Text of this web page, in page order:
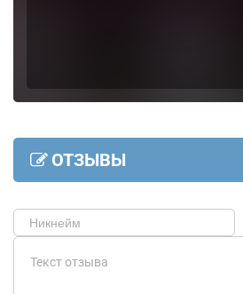
ОТЗЫВЫ